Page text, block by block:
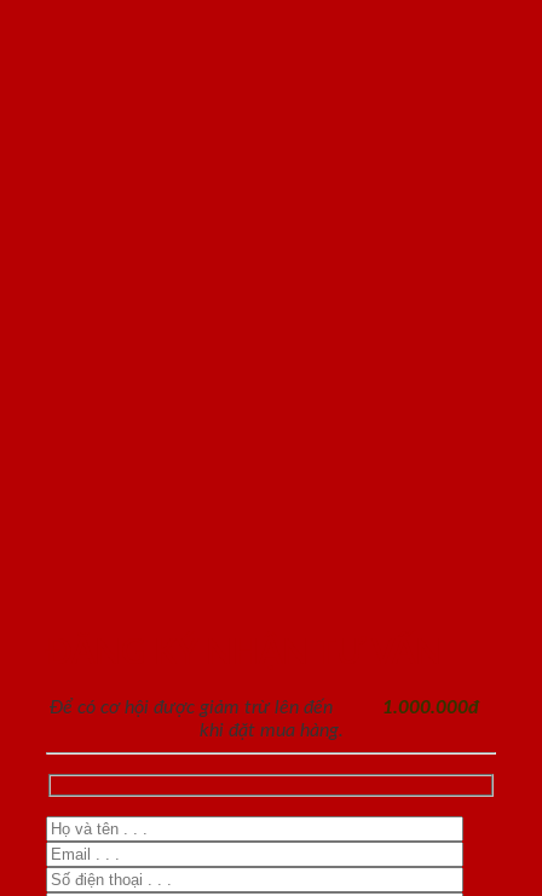
Để có cơ hội được giảm trừ lên đến
1.000.000đ
khi đặt mua hàng.